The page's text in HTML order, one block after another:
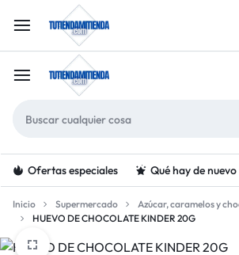
Ofertas especiales Qué hay de nuevo
Inicio Supermercado Azúcar, caramelos y
HUEVO DE CHOCOLATE KINDER 20G